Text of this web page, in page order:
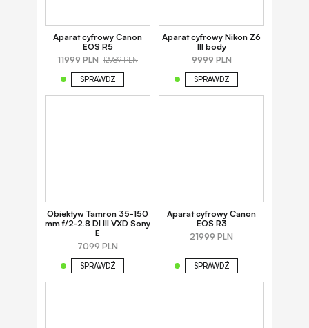
Aparat cyfrowy Canon
EOS R5
11999 PLN 12989 PLN
SPRAWDŹ
Aparat cyfrowy Nikon Z6
III body
9999 PLN
SPRAWDŹ
Obiektyw Tamron 35-150
mm f/2-2.8 DI III VXD Sony
E
7099 PLN
SPRAWDŹ
Aparat cyfrowy Canon
EOS R3
21999 PLN
SPRAWDŹ